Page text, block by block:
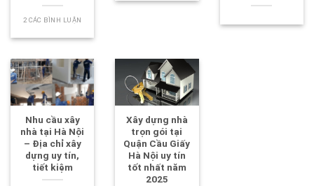
2 CÁC BÌNH LUẬN
Nhu cầu xây
nhà tại Hà Nội
– Địa chỉ xây
dựng uy tín,
tiết kiệm
Xây dựng nhà
trọn gói tại
Quận Cầu Giấy
Hà Nội uy tín
tốt nhất năm
2025